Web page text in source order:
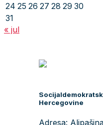
24 25 26 27 28 29 30
31
« jul
Hercegovine
Adresa: